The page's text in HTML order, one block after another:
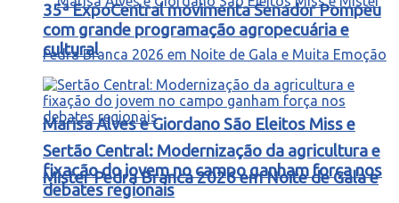
Marisa Alves e Giordano São Eleitos Miss e
Mister Pedra Branca 2026 em Noite de Gala e
35ª ExpoCentral movimenta Senador Pompeu
com grande programação agropecuária e
cultural
Sertão Central: Modernização da agricultura e
fixação do jovem no campo ganham força nos
debates regionais